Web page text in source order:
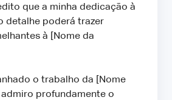
que a minha dedicação à
detalhe poderá trazer
à [Nome da
o trabalho da [Nome
profundamente o